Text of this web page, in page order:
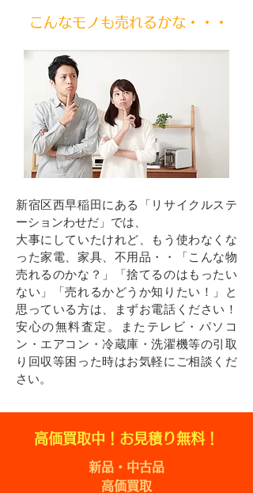
​こんなモノも売れるかな・・・
新宿区西早稲田にある「リサイクルステ
ーションわせだ」では、
大事にしていたけれど、もう使わなくな
った家電、家具、不用品・・「こんな物
売れるのかな？」「捨てるのはもったい
ない」「売れるかどうか知りたい！」と
思っている方は、まずお電話ください！
安心の無料査定。またテレビ・パソコ
ン・エアコン・冷蔵庫・洗濯機等の引取
り回収等困った時はお気軽にご相談くだ
さい。
高価買取中！お見積り無料！
新品・中古品
高価買取